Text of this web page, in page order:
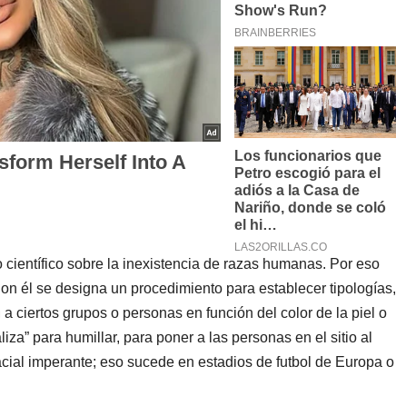
sobre la inexistencia de razas humanas. Por eso
él se designa un procedimiento para establecer tipologías,
ciertos grupos o personas en función del color de la piel o
para humillar, para poner a las personas en el sitio al
imperante; eso sucede en estadios de futbol de Europa o